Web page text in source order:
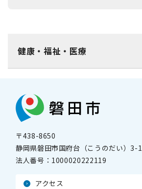
健康・福祉・医療
〒438-8650
静岡県磐田市国府台（こうのだい）3-1
法人番号： 1000020222119
アクセス